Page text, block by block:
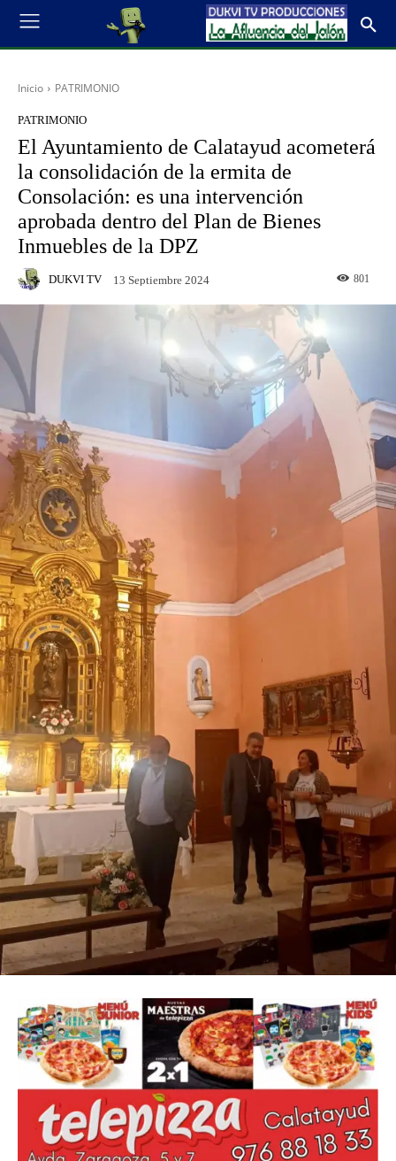
Inicio PATRIMONIO
PATRIMONIO
El Ayuntamiento de Calatayud acometerá
la consolidación de la ermita de
Consolación: es una intervención
aprobada dentro del Plan de Bienes
Inmuebles de la DPZ
DUKVI TV 13 Septiembre 2024 801